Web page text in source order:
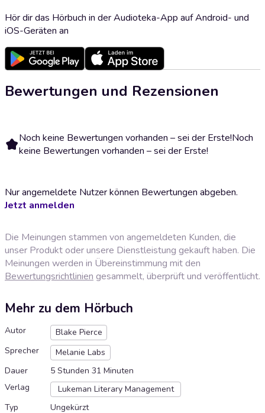
Hör dir das Hörbuch in der Audioteka-App auf Android- und
iOS-Geräten an
Bewertungen und Rezensionen
Noch keine Bewertungen vorhanden – sei der Erste!Noch
keine Bewertungen vorhanden – sei der Erste!
Nur angemeldete Nutzer können Bewertungen abgeben.
Jetzt anmelden
Die Meinungen stammen von angemeldeten Kunden, die
unser Produkt oder unsere Dienstleistung gekauft haben. Die
Meinungen werden in Übereinstimmung mit den
Bewertungsrichtlinien gesammelt, überprüft und veröffentlicht.
Mehr zu dem Hörbuch
Autor
Blake Pierce
Sprecher
Melanie Labs
Dauer
5 Stunden 31 Minuten
Verlag
Lukeman Literary Management
Typ
Ungekürzt